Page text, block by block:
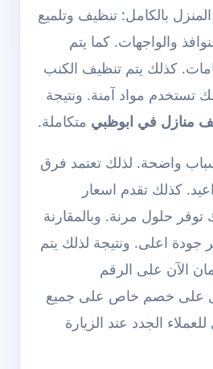
بالكامل: تنظيف وتلميع
والواجهات. كما يتم
كذلك يتم تنظيف الكنب
تستخدم مواد آمنة. ونتيجة
منازل في ابوظبي متكاملة.
واضحة. لذلك تعتمد فرق
كذلك تقدم اسعار
حلول مرنة. وبالمقارنة
اعلى. ونتيجة لذلك يتم
الآن على الرقم
للحصول على خصم خاص على جميع
الجدد عند الزيارة